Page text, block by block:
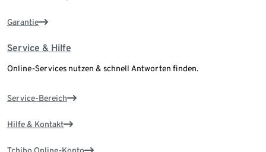
Garantie
Service & Hilfe
Online-Services nutzen & schnell Antworten finden.
Service-Bereich
Hilfe & Kontakt